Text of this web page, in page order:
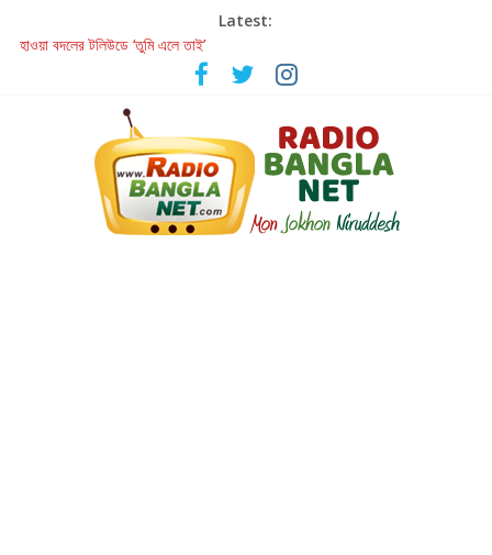
Latest:
হাওয়া বদলের টলিউডে ‘তুমি এলে তাই’
রবীন্দ্রনাথ ও গুলজারের সৃষ্টির মেলবন্ধনে মুগ্ধ করল ‘দুই তারার দোতারা’
কলের গান থেকে রীলস্ — বাঙালির গান শোনার বিবর্তনের গল্প
জগন্নাথমঙ্গলম্ — বাংলায় প্রথমবার মঞ্চে এবার রথযাত্রার উদযাপন
Retribution: A Thought-Provoking Short Film That Challenges
Our Understanding of Justice